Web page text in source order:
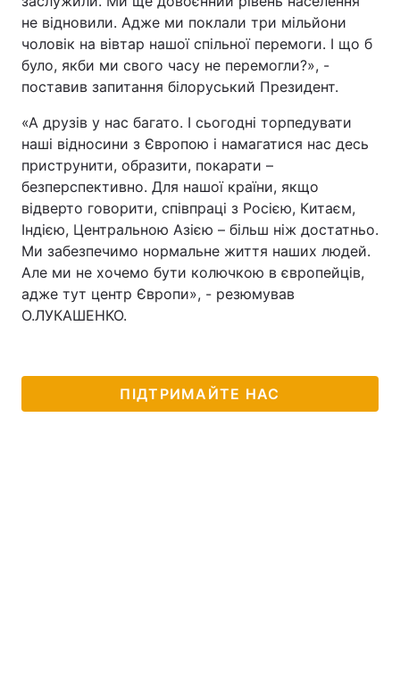
не відновили. Адже ми поклали три мільйони
чоловік на вівтар нашої спільної перемоги. І що б
було, якби ми свого часу не перемогли?», -
поставив запитання білоруський Президент.
«А друзів у нас багато. І сьогодні торпедувати
наші відносини з Європою і намагатися нас десь
приструнити, образити, покарати –
безперспективно. Для нашої країни, якщо
відверто говорити, співпраці з Росією, Китаєм,
Індією, Центральною Азією – більш ніж достатньо.
Ми забезпечимо нормальне життя наших людей.
Але ми не хочемо бути колючкою в європейців,
адже тут центр Європи», - резюмував
О.ЛУКАШЕНКО.
ПІДТРИМАЙТЕ НАС